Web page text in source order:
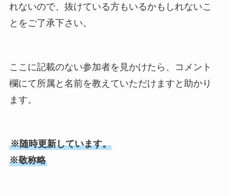
れないので、抜けている方もいるかもしれないこ
とをご了承下さい。
ここに記載のない参加者を見かけたら、コメント
欄にて所属と名前を教えていただけますと助かり
ます。
※随時更新しています。
※敬称略